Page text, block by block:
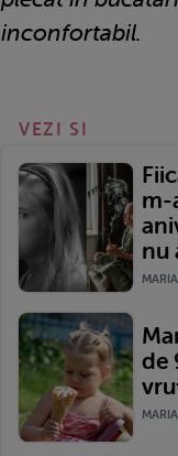
inconfortabil.
VEZI SI
m-
nu
de